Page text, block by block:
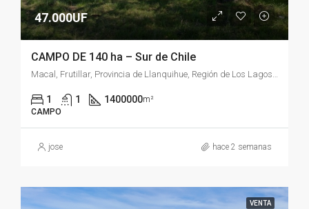
47.000UF
CAMPO DE 140 ha – Sur de Chile
1 1 1400000m²
CAMPO
jose hace 2 semanas
VENTA